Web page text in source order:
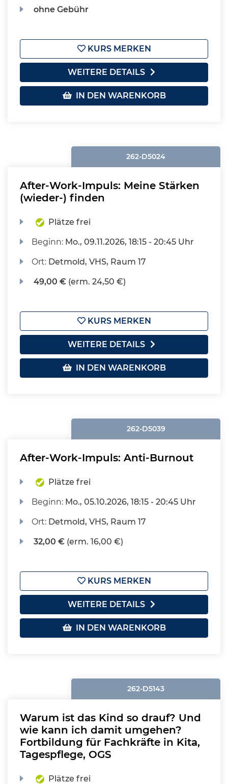
ohne Gebühr
KURS MERKEN
WEITERE DETAILS
IN DEN WARENKORB
262-D5024
After-Work-Impuls: Meine Stärken
(wieder-) finden
Plätze frei
Beginn: Mo., 09.11.2026, 18:15 - 20:45 Uhr
Ort: Detmold, VHS, Raum 17
49,00 € (erm. 24,50 €)
KURS MERKEN
WEITERE DETAILS
IN DEN WARENKORB
262-D5039
After-Work-Impuls: Anti-Burnout
Plätze frei
Beginn: Mo., 05.10.2026, 18:15 - 20:45 Uhr
Ort: Detmold, VHS, Raum 17
32,00 € (erm. 16,00 €)
KURS MERKEN
WEITERE DETAILS
IN DEN WARENKORB
262-D5143
Warum ist das Kind so drauf? Und
wie kann ich damit umgehen?
Fortbildung für Fachkräfte in Kita,
Tagespflege, OGS
Plätze frei